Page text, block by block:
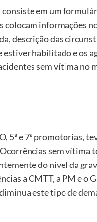
em um
colocam informações
descrição das
habilitado e os
sem vítima no
5ª e 7ª promotorias,
sem vítima
do nível da
a CMTT, a PM e o
este tipo de